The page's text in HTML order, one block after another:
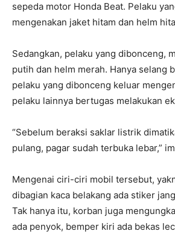
sepeda motor Honda Beat. Pelaku
mengenakan jaket hitam dan helm
Sedangkan, pelaku yang dibonceng,
putih dan helm merah. Hanya selang
pelaku yang dibonceng keluar
pelaku lainnya bertugas melakukan
“Sebelum beraksi saklar listrik
pulang, pagar sudah terbuka lebar,”
Mengenai ciri-ciri mobil tersebut,
dibagian kaca belakang ada stiker
Tak hanya itu, korban juga
ada penyok, bemper kiri ada bekas